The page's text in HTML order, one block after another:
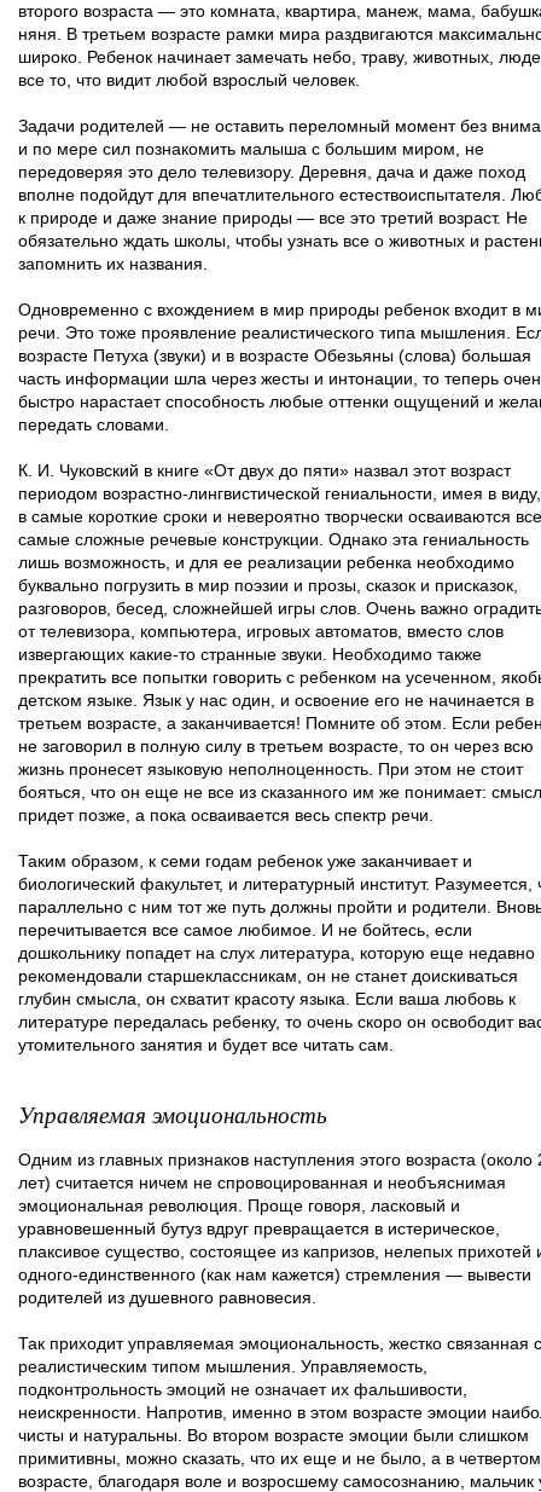
второго возраста — это комната, квартира, манеж, мама,
няня. В третьем возрасте рамки мира раздвигаются
широко. Ребенок начинает замечать небо, траву, животных,
все то, что видит любой взрослый человек.
Задачи родителей — не оставить переломный момент без
и по мере сил познакомить малыша с большим миром, не
передоверяя это дело телевизору. Деревня, дача и даже поход
вполне подойдут для впечатлительного естествоиспытателя.
к природе и даже знание природы — все это третий возраст. Не
обязательно ждать школы, чтобы узнать все о животных и
запомнить их названия.
Одновременно с вхождением в мир природы ребенок входит в
речи. Это тоже проявление реалистического типа мышления.
возрасте Петуха (звуки) и в возрасте Обезьяны (слова) большая
часть информации шла через жесты и интонации, то теперь
быстро нарастает способность любые оттенки ощущений и
передать словами.
К. И. Чуковский в книге «От двух до пяти» назвал этот возраст
периодом возрастно-лингвистической гениальности, имея в
в самые короткие сроки и невероятно творчески осваиваются все
самые сложные речевые конструкции. Однако эта гениальность
лишь возможность, и для ее реализации ребенка необходимо
буквально погрузить в мир поэзии и прозы, сказок и присказок,
разговоров, бесед, сложнейшей игры слов. Очень важно
от телевизора, компьютера, игровых автоматов, вместо слов
извергающих какие-то странные звуки. Необходимо также
прекратить все попытки говорить с ребенком на усеченном,
детском языке. Язык у нас один, и освоение его не начинается в
третьем возрасте, а заканчивается! Помните об этом. Если
не заговорил в полную силу в третьем возрасте, то он через всю
жизнь пронесет языковую неполноценность. При этом не стоит
бояться, что он еще не все из сказанного им же понимает: смысл
придет позже, а пока осваивается весь спектр речи.
Таким образом, к семи годам ребенок уже заканчивает и
биологический факультет, и литературный институт. Разумеется,
параллельно с ним тот же путь должны пройти и родители.
перечитывается все самое любимое. И не бойтесь, если
дошкольнику попадет на слух литература, которую еще недавно
рекомендовали старшеклассникам, он не станет доискиваться
глубин смысла, он схватит красоту языка. Если ваша любовь к
литературе передалась ребенку, то очень скоро он освободит
утомительного занятия и будет все читать сам.
Управляемая эмоциональность
Одним из главных признаков наступления этого возраста (около
лет) считается ничем не спровоцированная и необъяснимая
эмоциональная революция. Проще говоря, ласковый и
уравновешенный бутуз вдруг превращается в истерическое,
плаксивое существо, состоящее из капризов, нелепых прихотей
одного-единственного (как нам кажется) стремления — вывести
родителей из душевного равновесия.
Так приходит управляемая эмоциональность, жестко связанная с
реалистическим типом мышления. Управляемость,
подконтрольность эмоций не означает их фальшивости,
неискренности. Напротив, именно в этом возрасте эмоции
чисты и натуральны. Во втором возрасте эмоции были слишком
примитивны, можно сказать, что их еще и не было, а в четвертом
возрасте, благодаря воле и возросшему самосознанию, мальчик